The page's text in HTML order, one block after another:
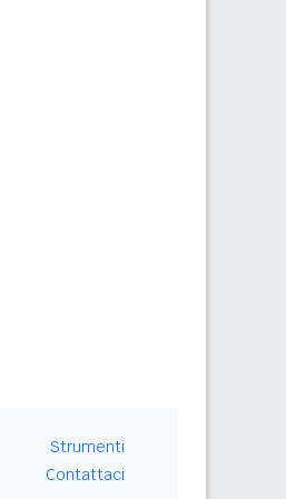
Strumenti
Contattaci